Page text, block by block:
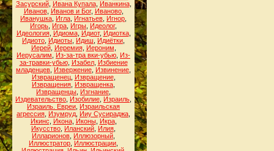
Засурский, Ивана Купала, Иванкина,
Иванов, Иванов и Бог, Иваново,
Иванушка Игла Игнатьев Игнор
Игорь Игра Игры Идеолог,
Идеология, Идиома, Идиот, Идиотка,
Идиото Идиоты Идиш Идиётки
Иерей, Иеремия, Иероним
Иерусалим
Из-за-тра вки-убью Из-
за-травки-убью, Изабел, Избиение
младенцев Извержение Извинение
Извращенец, Извращение,
Извращения Извращенка
Извращенцы Изгнание
Издевательство Изобилие Израиль
Израиль. Евреи Израильская
агрессия Изумруд Ииу Сусираджа
Икинс
Икона, Иконы, Икра,
Икусство Иланский Илия
Илларионов Иллюзорный
Иллюстратор Иллюстрации